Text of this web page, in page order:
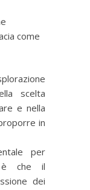
come
scelta
e nella
in
per
è che il
dei